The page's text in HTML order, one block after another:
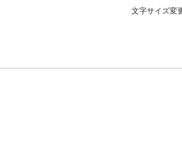
文字サイズ変